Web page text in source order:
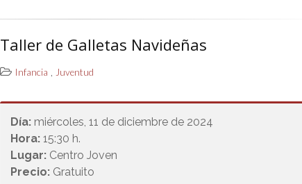
Taller de Galletas Navideñas
Infancia ,Juventud
Día: miércoles, 11 de diciembre de 2024
Hora:15:30 h.
Lugar: Centro Joven
Precio: Gratuito